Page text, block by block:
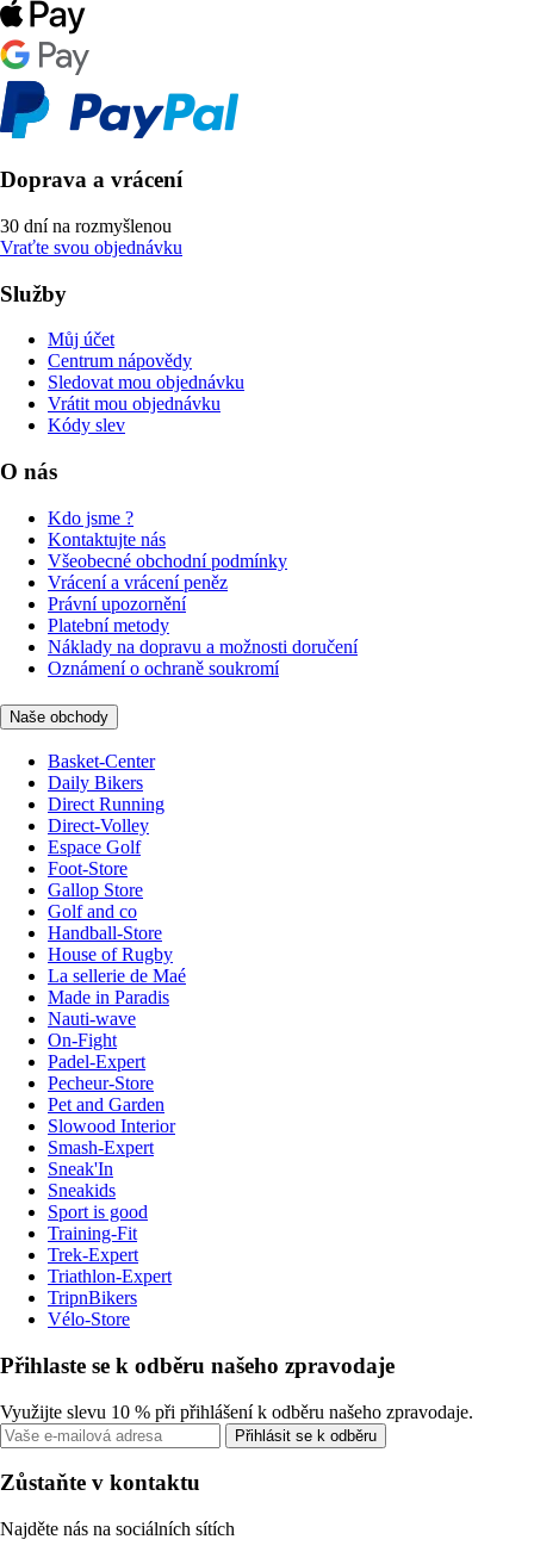
Doprava a vrácení
30 dní na rozmyšlenou
Vraťte svou objednávku
Služby
Můj účet
Centrum nápovědy
Sledovat mou objednávku
Vrátit mou objednávku
Kódy slev
O nás
Kdo jsme ?
Kontaktujte nás
Všeobecné obchodní podmínky
Vrácení a vrácení peněz
Právní upozornění
Platební metody
Náklady na dopravu a možnosti doručení
Oznámení o ochraně soukromí
Naše obchody
Basket-Center
Daily Bikers
Direct Running
Direct-Volley
Espace Golf
Foot-Store
Gallop Store
Golf and co
Handball-Store
House of Rugby
La sellerie de Maé
Made in Paradis
Nauti-wave
On-Fight
Padel-Expert
Pecheur-Store
Pet and Garden
Slowood Interior
Smash-Expert
Sneak'In
Sneakids
Sport is good
Training-Fit
Trek-Expert
Triathlon-Expert
TripnBikers
Vélo-Store
Přihlaste se k odběru našeho zpravodaje
Využijte slevu 10 % při přihlášení k odběru našeho zpravodaje.
Přihlásit se k odběru
Zůstaňte v kontaktu
Najděte nás na sociálních sítích